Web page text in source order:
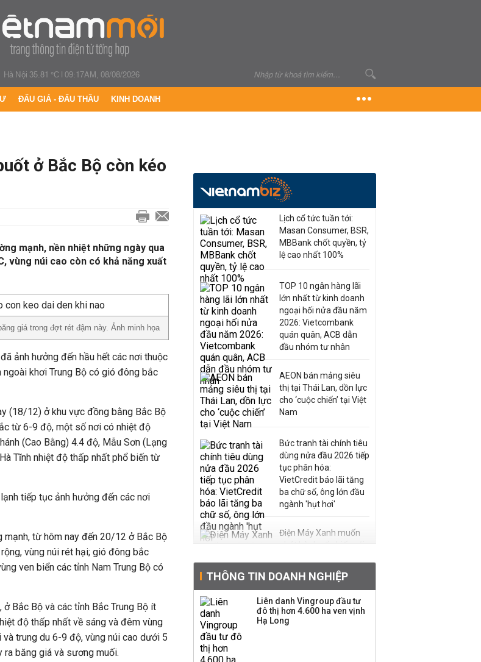
Hà Nội 35.81 °C|09:17AM, 08/08/2026
ĐẤU GIÁ - ĐẤU THẦU KINH DOANH
ở Bắc Bộ còn kéo
mạnh, nền nhiệt những ngày qua
vùng núi cao còn có khả năng xuất
giá trong đợt rét đậm này. Ảnh minh họa
ảnh hưởng đến hầu hết các nơi thuộc
ngoài khơi Trung Bộ có gió đông bắc
(18/12) ở khu vực đồng bằng Bắc Bộ
từ 6-9 độ, một số nơi có nhiệt độ
(Cao Bằng) 4.4 độ, Mẫu Sơn (Lạng
Tĩnh nhiệt độ thấp nhất phổ biến từ
tiếp tục ảnh hưởng đến các nơi
từ hôm nay đến 20/12 ở Bắc Bộ
vùng núi rét hại; gió đông bắc
ven biển các tỉnh Nam Trung Bộ có
Bắc Bộ và các tỉnh Bắc Trung Bộ ít
độ thấp nhất về sáng và đêm vùng
trung du 6-9 độ, vùng núi cao dưới 5
ra băng giá và sương muối.
Lịch cổ tức tuần tới:
Masan Consumer, BSR,
MBBank chốt quyền, tỷ
lệ cao nhất 100%
TOP 10 ngân hàng lãi
lớn nhất từ kinh doanh
ngoại hối nửa đầu năm
2026: Vietcombank
quán quân, ACB dẫn
đầu nhóm tư nhân
AEON bán mảng siêu
thị tại Thái Lan, dồn lực
cho ‘cuộc chiến’ tại Việt
Nam
Bức tranh tài chính tiêu
dùng nửa đầu 2026 tiếp
tục phân hóa:
VietCredit báo lãi tăng
ba chữ số, ông lớn đầu
ngành 'hụt hơi'
Điện Máy Xanh muốn
phát hành cổ phiếu với
Sau nhịp điều chỉnh
mạnh, CTCK nhìn thấy
cơ hội ở nhóm cổ phiếu
THÔNG TIN DOANH NGHIỆP
Liên danh Vingroup đầu tư
đô thị hơn 4.600 ha ven vịnh
Hạ Long